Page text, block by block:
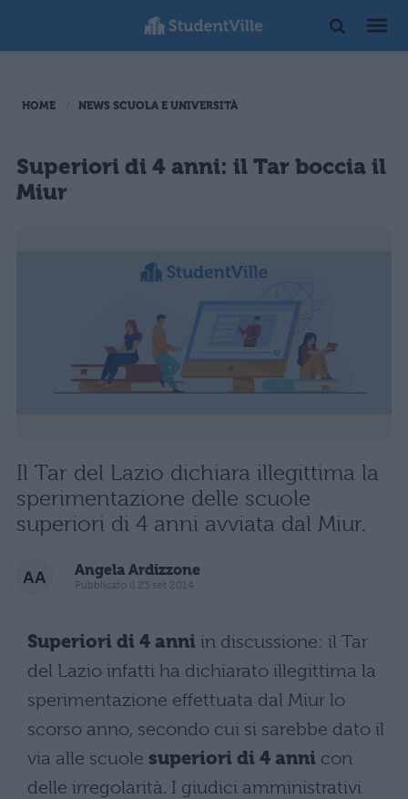
HOME NEWS SCUOLA E UNIVERSITÀ
Superiori di 4 anni: il Tar boccia il
Miur
Il Tar del Lazio dichiara illegittima la
sperimentazione delle scuole
superiori di 4 anni avviata dal Miur.
Angela Ardizzone
Pubblicato il 23 set 2014
Superiori di 4 anni in discussione: il Tar
del Lazio infatti ha dichiarato illegittima la
sperimentazione effettuata dal Miur lo
scorso anno, secondo cui si sarebbe dato il
via alle scuole superiori di 4 anni con
delle irregolarità. I giudici amministrativi